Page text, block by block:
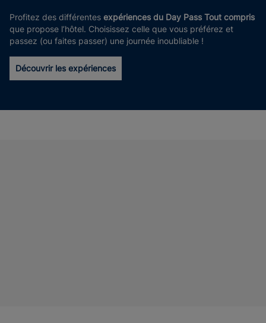
Profitez des différentes expériences du Day Pass Tout compris
que propose l’hôtel. Choisissez celle que vous préférez et
passez (ou faites passer) une journée inoubliable !
Découvrir les expériences